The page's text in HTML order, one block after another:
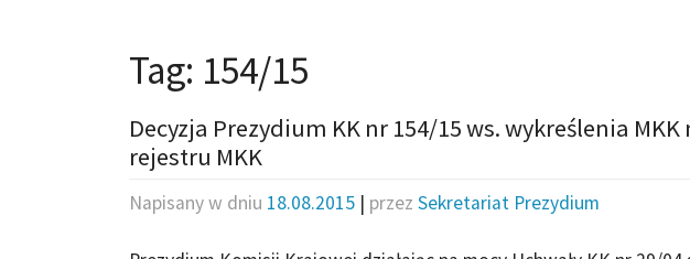
Tag: 154/15
Decyzja Prezydium KK nr 154/15 ws. wykreślenia MKK
rejestru MKK
Napisany w dniu 18.08.2015 | przez Sekretariat Prezydium